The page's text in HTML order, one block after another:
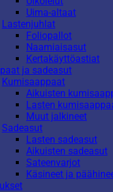
Uima-altaat
Lastenjuhlat
Foliopallot
Naamiaisasut
Kertakäyttöastiat
ja sadeasut
Kumisaappaat
Aikuisten
Lasten
Muut jalkineet
Sadeasut
Lasten sadeasut
Aikuisten sadeasut
Sateenvarjot
Käsineet ja